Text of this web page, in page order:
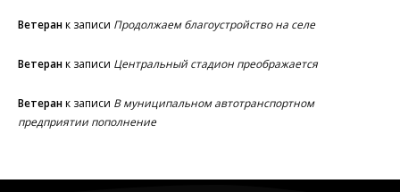
Ветеранк записи Продолжаем благоустройство на селе
Ветеранк записи Центральный стадион преображается
Ветеранк записи В муниципальном автотранспортном
предприятии пополнение